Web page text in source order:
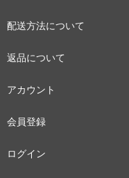
配送方法について
返品について
アカウント
会員登録
ログイン